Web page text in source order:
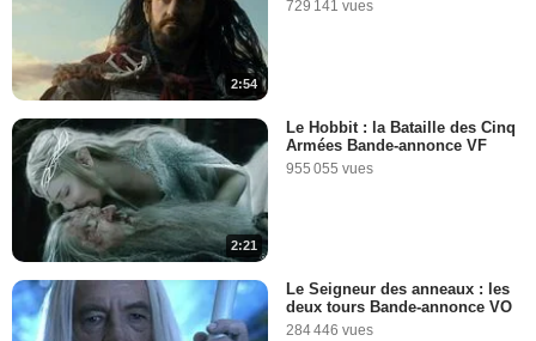
13:24
6:36
"Métro-Bilbo-Dodo", "Thor
"Star Trek 2", "Le Hobbit",
2:54
729 141 vues
2:21
Le Hobbit : la Bataille des Cinq
Armées Bande-annonce VF
955 055 vues
Le Seigneur des anneaux : les
deux tours Bande-annonce VO
284 446 vues